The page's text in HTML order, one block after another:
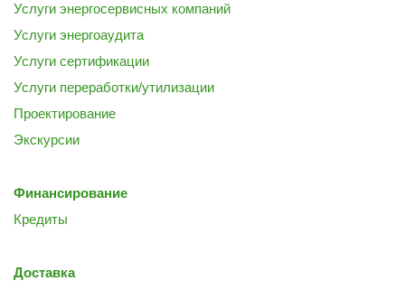
Услуги энергосервисных компаний
Услуги энергоаудита
Услуги сертификации
Услуги переработки/утилизации
Проектирование
Экскурсии
Финансирование
Кредиты
Доставка